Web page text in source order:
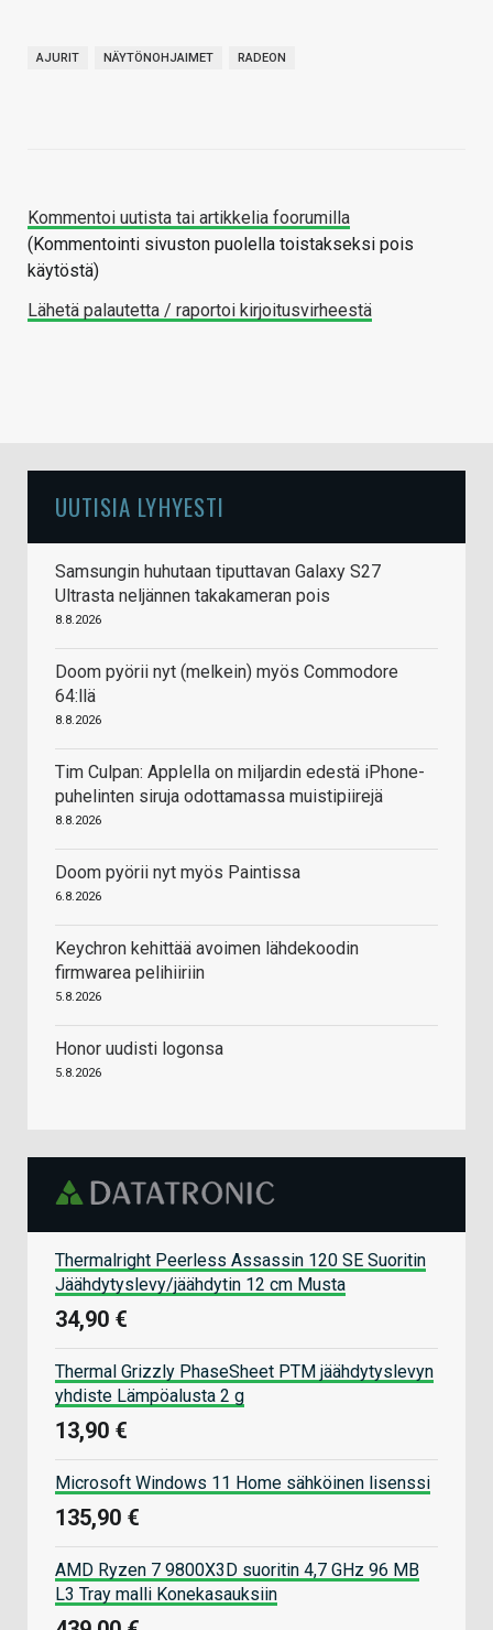
AJURIT NÄYTÖNOHJAIMET RADEON
Kommentoi uutista tai artikkelia foorumilla
(Kommentointi sivuston puolella toistakseksi pois
käytöstä)
Lähetä palautetta / raportoi kirjoitusvirheestä
UUTISIA LYHYESTI
Samsungin huhutaan tiputtavan Galaxy S27
Ultrasta neljännen takakameran pois
8.8.2026
Doom pyörii nyt (melkein) myös Commodore
64:llä
8.8.2026
Tim Culpan: Applella on miljardin edestä iPhone-
puhelinten siruja odottamassa muistipiirejä
8.8.2026
Doom pyörii nyt myös Paintissa
6.8.2026
Keychron kehittää avoimen lähdekoodin
firmwarea pelihiiriin
5.8.2026
Honor uudisti logonsa
5.8.2026
Thermalright Peerless Assassin 120 SE Suoritin
Jäähdytyslevy/jäähdytin 12 cm Musta
34,90 €
Thermal Grizzly PhaseSheet PTM jäähdytyslevyn
yhdiste Lämpöalusta 2 g
13,90 €
Microsoft Windows 11 Home sähköinen lisenssi
135,90 €
AMD Ryzen 7 9800X3D suoritin 4,7 GHz 96 MB
L3 Tray malli Konekasauksiin